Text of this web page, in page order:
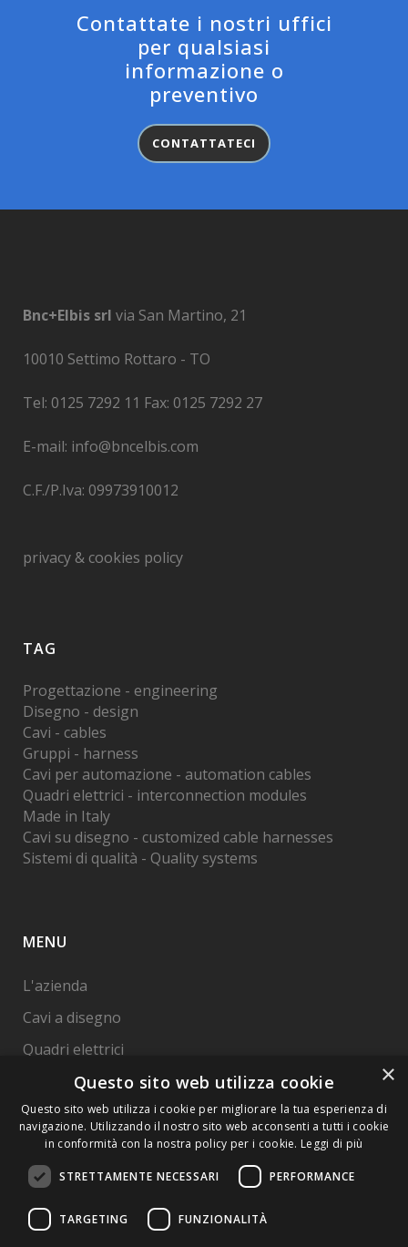
Contattate i nostri uffici
per qualsiasi
informazione o
preventivo
CONTATTATECI
Bnc+Elbis srl via San Martino, 21
10010 Settimo Rottaro - TO
Tel: 0125 7292 11 Fax: 0125 7292 27
E-mail: info@bncelbis.com
C.F./P.Iva: 09973910012
privacy & cookies policy
TAG
Progettazione - engineering
Disegno - design
Cavi - cables
Gruppi - harness
Cavi per automazione - automation cables
Quadri elettrici - interconnection modules
Made in Italy
Cavi su disegno - customized cable harnesses
Sistemi di qualità - Quality systems
MENU
L'azienda
Cavi a disegno
Quadri elettrici
Cavi per Automazione
Qualità
Contatti
×
Questo sito web utilizza cookie
Questo sito web utilizza i cookie per migliorare la tua esperienza di
navigazione. Utilizzando il nostro sito web acconsenti a tutti i cookie
in conformità con la nostra policy per i cookie. Leggi di più
STRETTAMENTE NECESSARI PERFORMANCE
TARGETING FUNZIONALITÀ